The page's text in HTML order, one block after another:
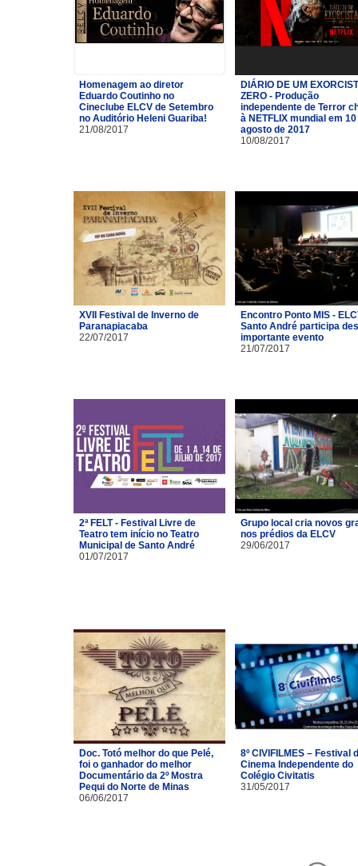
Homenagem ao diretor
Eduardo Coutinho no
Cineclube ELCV de Setembro
no Auditório Heleni Guariba!
21/08/2017
DIÁRIO DE UM
ZERO - Produção
independente de Terror
à NETFLIX mundial em
agosto de 2017
10/08/2017
XVII Festival de Inverno de
Paranapiacaba
22/07/2017
Encontro Ponto MIS -
Santo André participa
importante evento
21/07/2017
2ª FELT - Festival Livre de
Teatro tem início no Teatro
Municipal de Santo André
01/07/2017
Grupo local cria novos
nos prédios da ELCV
29/06/2017
Doc. Totó melhor do que Pelé,
foi o ganhador do melhor
Documentário da 2º Mostra
Pequi do Norte de Minas
06/06/2017
8º CIVIFILMES – Festival
Cinema Independente do
Colégio Civitatis
31/05/2017